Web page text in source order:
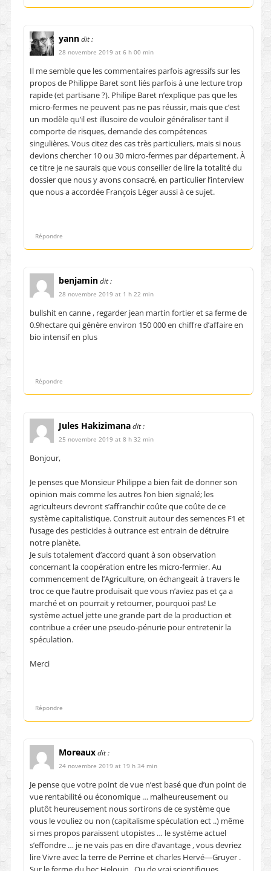
yann dit :
28 novembre 2019 at 6 h 00 min
Il me semble que les commentaires parfois agressifs sur les
propos de Philippe Baret sont liés parfois à une lecture trop
rapide (et partisane ?). Philipe Baret n’explique pas que les
micro-fermes ne peuvent pas ne pas réussir, mais que c’est
un modèle qu’il est illusoire de vouloir généraliser tant il
comporte de risques, demande des compétences
singulières. Vous citez des cas très particuliers, mais si nous
devions chercher 10 ou 30 micro-fermes par département. À
ce titre je ne saurais que vous conseiller de lire la totalité du
dossier que nous y avons consacré, en particulier l’interview
que nous a accordée François Léger aussi à ce sujet.
Répondre
benjamin dit :
28 novembre 2019 at 1 h 22 min
bullshit en canne , regarder jean martin fortier et sa ferme de
0.9hectare qui génère environ 150 000 en chiffre d’affaire en
bio intensif en plus
Répondre
Jules Hakizimana dit :
25 novembre 2019 at 8 h 32 min
Bonjour,
Je penses que Monsieur Philippe a bien fait de donner son
opinion mais comme les autres l’on bien signalé; les
agriculteurs devront s’affranchir coûte que coûte de ce
système capitalistique. Construit autour des semences F1 et
l’usage des pesticides à outrance est entrain de détruire
notre planète.
Je suis totalement d’accord quant à son observation
concernant la coopération entre les micro-fermier. Au
commencement de l’Agriculture, on échangeait à travers le
troc ce que l’autre produisait que vous n’aviez pas et ça a
marché et on pourrait y retourner, pourquoi pas! Le
système actuel jette une grande part de la production et
contribue a créer une pseudo-pénurie pour entretenir la
spéculation.
Merci
Répondre
Moreaux dit :
24 novembre 2019 at 19 h 34 min
Je pense que votre point de vue n’est basé que d’un point de
vue rentabilité ou économique … malheureusement ou
plutôt heureusement nous sortirons de ce système que
vous le vouliez ou non (capitalisme spéculation ect ..) même
si mes propos paraissent utopistes … le système actuel
s’effondre … je ne vais pas en dire d’avantage , vous devriez
lire Vivre avec la terre de Perrine et charles Hervé—Gruyer .